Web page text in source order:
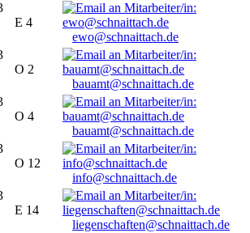
E 4
ewo@schnaittach.de
O 2
bauamt@schnaittach.de
O 4
bauamt@schnaittach.de
O 12
info@schnaittach.de
E 14
liegenschaften@schnaittach.de